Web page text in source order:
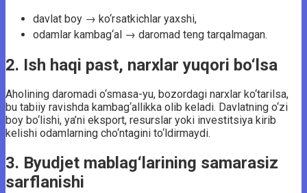
davlat boy → ko‘rsatkichlar yaxshi,
odamlar kambag‘al → daromad teng tarqalmagan.
2. Ish haqi past, narxlar yuqori bo‘lsa
Aholining daromadi o‘smasa-yu, bozordagi narxlar ko‘tarilsa,
bu tabiiy ravishda kambag‘allikka olib keladi. Davlatning o‘zi
boy bo‘lishi, ya’ni eksport, resurslar yoki investitsiya kirib
kelishi odamlarning cho‘ntagini to‘ldirmaydi.
3. Byudjet mablag‘larining samarasiz
sarflanishi